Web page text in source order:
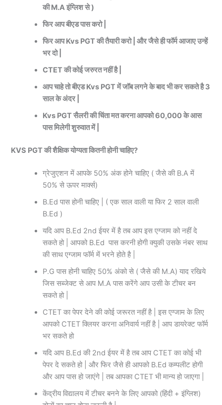
की M.A इंग्लिश से )
फिर आप बीएड पास करो |
फिर आप Kvs PGT की तैयारी करो | और जैसे ही फॉर्म आजाए उन्हें
भर दो |
CTET की कोई जरुरत नहीं है |
आप चाहे तो बीएड Kvs PGT में जॉब लगने के बाद भी कर सकते है 3
साल के अंदर |
Kvs PGT सैलरी की चिंता मत करना आपको 60,000 के आस
पास मिलेगी शुरुवात में |
KVS PGT की शैक्षिक योग्यता कितनी होनी चाहिए?
ग्रेजुएशन में आपके 50% अंक होने चाहिए ( जैसे की B.A में
50% से ऊपर मार्क्स)
B.Ed पास होनी चाहिए | ( एक साल वाली या फिर 2 साल वाली
B.Ed )
यदि आप B.Ed 2nd ईयर में है तब आप इस एग्जाम को नहीं दे
सकते हो | आपको B.Ed पास करनी होगी क्युकी उसके नंबर साथ
की साथ एग्जाम फॉर्म में भरने होते है |
P.G पास होनी चाहिए 50% अंको से ( जैसे की M.A) याद रखिये
जिस सब्जेक्ट से आप M.A पास करेंगे आप उसी के टीचर बन
सकते हो |
CTET का पेपर देने की कोई जरूरत नहीं है | इस एग्जाम के लिए
आपको CTET क्लियर करना अनिवार्य नहीं है | आप डायरेक्ट फॉर्म
भर सकते हो
यदि आप B.Ed की 2nd ईयर में है तब आप CTET का कोई भी
पेपर दे सकते हो | और फिर जैसे ही आपको B.Ed कम्पलीट होगी
और आप पास हो जाएंगे | तब आपका CTET भी मान्य हो जाएगा |
केंद्रीय विद्यालय में टीचर बनने के लिए आपको (हिंदी + इंग्लिश)